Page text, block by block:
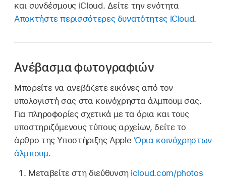
και συνδέσμους iCloud. Δείτε την ενότητα
Αποκτήστε περισσότερες δυνατότητες iCloud.
Ανέβασμα φωτογραφιών
Μπορείτε να ανεβάζετε εικόνες από τον
υπολογιστή σας στα κοινόχρηστα άλμπουμ σας.
Για πληροφορίες σχετικά με τα όρια και τους
υποστηριζόμενους τύπους αρχείων, δείτε το
άρθρο της Υποστήριξης Apple Όρια κοινόχρηστων
άλμπουμ.
Μεταβείτε στη διεύθυνση icloud.com/photos